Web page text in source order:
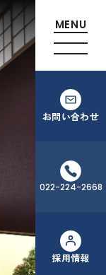
お問い合わせ
022-224-2668
採用情報